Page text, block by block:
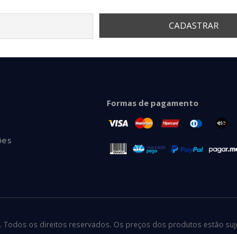
Formas de pagamento
os direitos reservados. Os preços dos produtos estão